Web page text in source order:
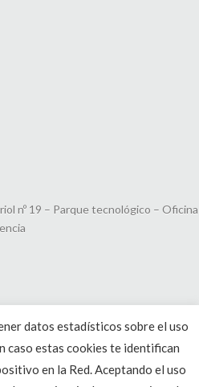
nº 19 – Parque tecnológico – Oficina
datos estadísticos sobre el uso
caso estas cookies te identifican
en la Red. Aceptando el uso